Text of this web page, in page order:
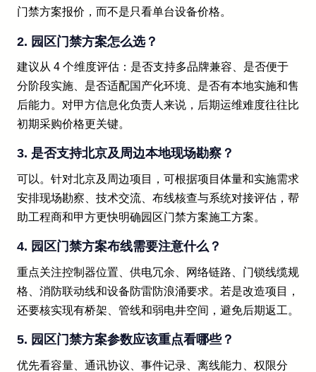
门禁方案报价，而不是只看单台设备价格。
2. 园区门禁方案怎么选？
建议从 4 个维度评估：是否支持多品牌兼容、是否便于
分阶段实施、是否适配国产化环境、是否有本地实施和售
后能力。对甲方信息化负责人来说，后期运维难度往往比
初期采购价格更关键。
3. 是否支持北京及周边本地现场勘察？
可以。针对北京及周边项目，可根据项目体量和实施需求
安排现场勘察、技术交流、布线核查与系统对接评估，帮
助工程商和甲方更快明确园区门禁方案施工方案。
4. 园区门禁方案布线需要注意什么？
重点关注控制器位置、供电冗余、网络链路、门锁线缆规
格、消防联动线和设备防雷防浪涌要求。若是改造项目，
还要核实现有桥架、管线和弱电井空间，避免后期返工。
5. 园区门禁方案参数应该重点看哪些？
优先看容量、通讯协议、事件记录、离线能力、权限分